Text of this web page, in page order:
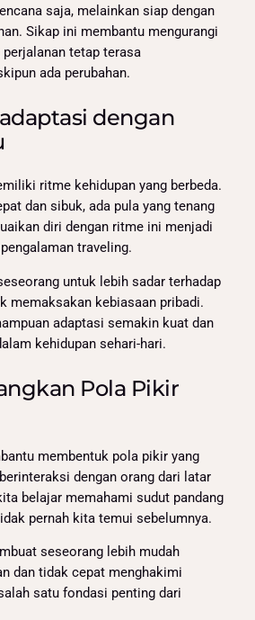
saja, melainkan siap dengan
Sikap ini membantu mengurangi
tetap terasa
ada perubahan.
dengan
ritme kehidupan yang berbeda.
dan sibuk, ada pula yang tenang
diri dengan ritme ini menjadi
traveling.
untuk lebih sadar terhadap
memaksakan kebiasaan pribadi.
adaptasi semakin kuat dan
kehidupan sehari-hari.
Pola Pikir
membentuk pola pikir yang
dengan orang dari latar
belajar memahami sudut pandang
pernah kita temui sebelumnya.
seseorang lebih mudah
dan tidak cepat menghakimi
satu fondasi penting dari